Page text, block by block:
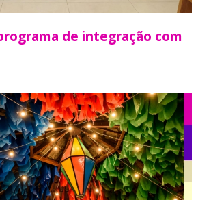
de integração com